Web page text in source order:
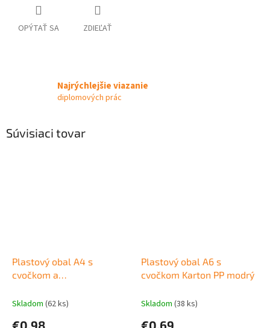
OPÝTAŤ SA ZDIEĽAŤ
Najrýchlejšie viazanie
diplomových prác
Súvisiaci tovar
Plastový obal A4 s
cvočkom a
zelený
Skladom (62 ks)
€0,98
Plastový obal A6 s
cvočkom Karton PP modrý
Skladom (38 ks)
€0,69